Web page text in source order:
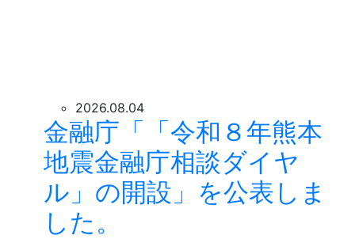
2026.08.04
金融庁「「令和８年熊本
地震金融庁相談ダイヤ
ル」の開設」を公表しま
した。